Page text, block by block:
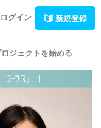
ログイン 新規登録
ジェクトを始める